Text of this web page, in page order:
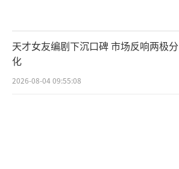
天才女友编剧下沉口碑 市场反响两极分
化
2026-08-04 09:55:08